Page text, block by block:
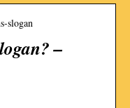
slogan
–